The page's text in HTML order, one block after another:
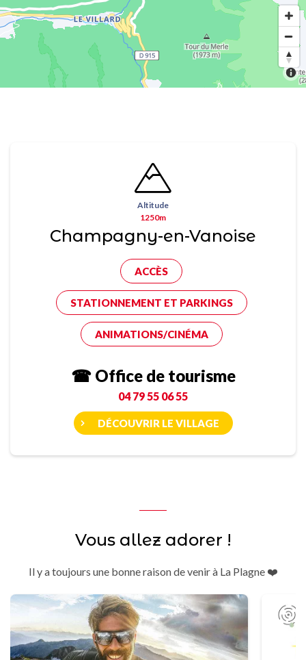
Altitude
1250m
Champagny-en-Vanoise
ACCÈS
STATIONNEMENT ET PARKINGS
ANIMATIONS/CINÉMA
☎ Office de tourisme
04 79 55 06 55
DÉCOUVRIR LE VILLAGE
Vous allez adorer !
Il y a toujours une bonne raison de venir à La Plagne ❤️